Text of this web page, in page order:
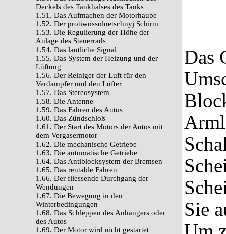
Deckels des Tankhalses des Tanks
1.51. Das Aufmachen der Motorhaube
1.52. Der protiwossolnetschnyj Schirm
1.53. Die Regulierung der Höhe der
Anlage des Steuerrads
1.54. Das lautliche Signal
1.55. Das System der Heizung und der
Lüftung
1.56. Der Reiniger der Luft für den
Verdampfer und den Lüfter
1.57. Das Stereosystem
1.58. Die Antenne
1.59. Das Fahren des Autos
1.60. Das Zündschloß
1.61. Der Start des Motors der Autos mit
dem Vergasermotor
1.62. Die mechanische Getriebe
1.63. Die automatische Getriebe
1.64. Das Antiblocksystem der Bremsen
1.65. Das rentable Fahren
1.66. Der fliessende Durchgang der
Wendungen
1.67. Die Bewegung in den
Winterbedingungen
1.68. Das Schleppen des Anhängers oder
des Autos
1.69. Der Motor wird nicht gestartet
Das
Sie